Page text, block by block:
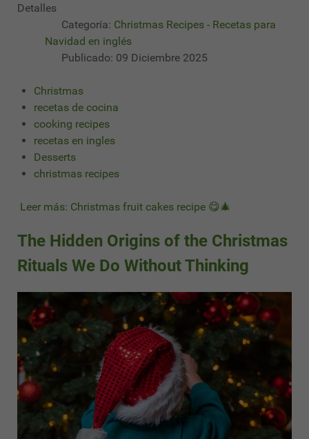
Detalles
Categoría: Christmas Recipes - Recetas para
Navidad en inglés
Publicado: 09 Diciembre 2025
Christmas
recetas de cocina
cooking recipes
recetas en ingles
Desserts
christmas recipes
Leer más: Christmas fruit cakes recipe 😋🎄
The Hidden Origins of the Christmas
Rituals We Do Without Thinking